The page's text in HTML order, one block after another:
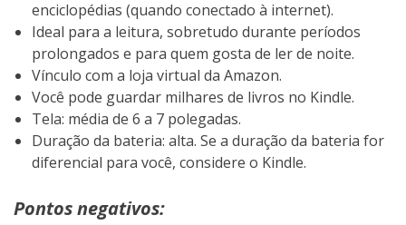
enciclopédias (quando conectado à internet).
Ideal para a leitura, sobretudo durante períodos
prolongados e para quem gosta de ler de noite.
Vínculo com a loja virtual da Amazon.
Você pode guardar milhares de livros no Kindle.
Tela: média de 6 a 7 polegadas.
Duração da bateria: alta. Se a duração da bateria for
diferencial para você, considere o Kindle.
Pontos negativos: